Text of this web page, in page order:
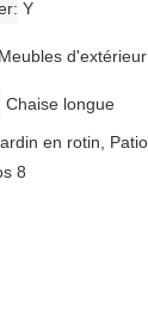
Y
Meubles d'extérieur
Chaise longue